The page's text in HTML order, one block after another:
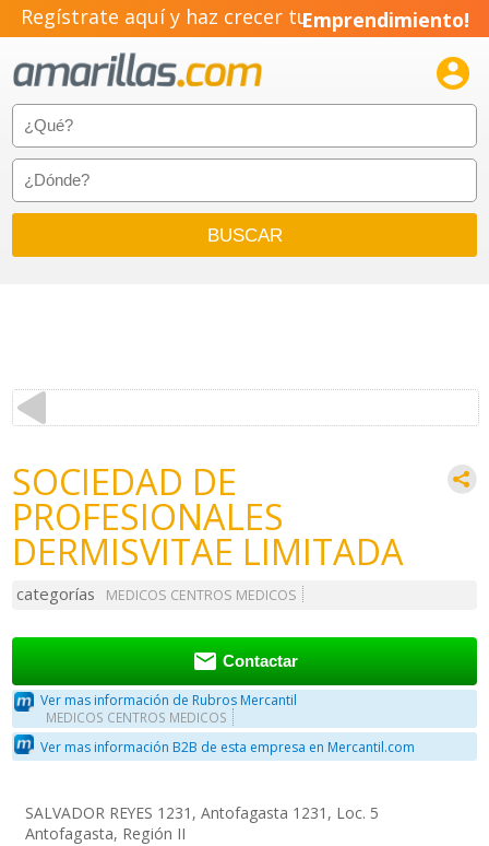
Regístrate aquí y haz crecer tuEmprendimiento!

SOCIEDAD DE
PROFESIONALES
DERMISVITAE LIMITADA
categorías MEDICOS CENTROS MEDICOS
 Contactar
Ver mas información de Rubros Mercantil
MEDICOS CENTROS MEDICOS
Ver mas información B2B de esta empresa en Mercantil.com
SALVADOR REYES 1231, Antofagasta 1231, Loc. 5
Antofagasta, Región II